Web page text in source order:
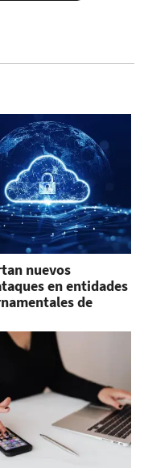
nuevos
en entidades
de